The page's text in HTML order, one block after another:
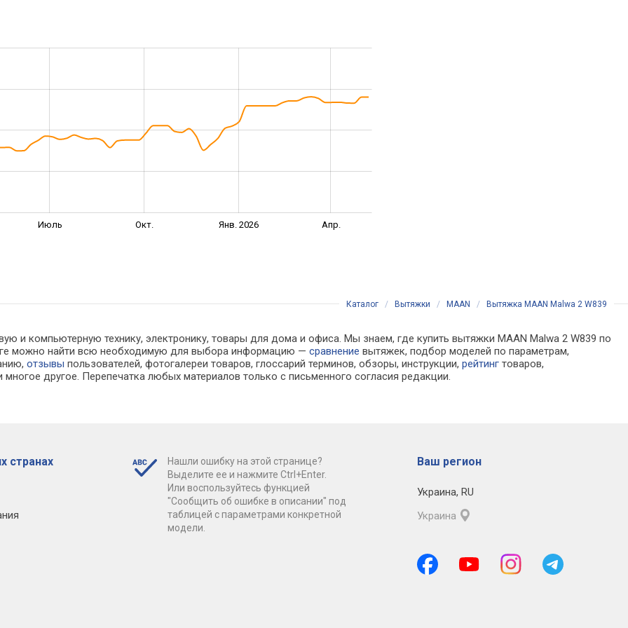
Июль Окт. Янв. 2026 Апр.
Каталог / Вытяжки / MAAN / Вытяжка MAAN Malwa 2 W839
и компьютерную технику, электронику, товары для дома и офиса. Мы знаем, где купить вытяжки MAAN Malwa 2 W839 по
можно найти всю необходимую для выбора информацию —сравнение вытяжек, подбор моделей по параметрам,
отзывы пользователей, фотогалереи товаров, глоссарий терминов, обзоры, инструкции,рейтинг товаров,
многое другое. Перепечатка любых материалов только с письменного согласия редакции.
странах
Нашли ошибку на этой странице?
Выделите ее и нажмите Ctrl+Enter.
Или воспользуйтесь функцией
"Сообщить об ошибке в описании" под
таблицей с параметрами конкретной
модели.
Ваш регион
Украина, RU
Украина